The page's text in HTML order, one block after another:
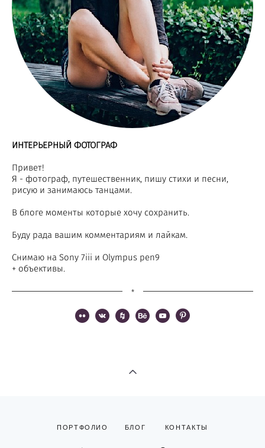
ИНТЕРЬЕРНЫЙ ФОТОГРАФ
Привет!
Я - фотограф, путешественник, пишу стихи и песни,
рисую и занимаюсь танцами.
В блоге моменты которые хочу сохранить.
Буду рада вашим комментариям и лайкам.
Снимаю на Sony 7iii и Olympus pen9
+ объективы.
*
ПОРТФОЛИО БЛОГ КОНТАКТЫ